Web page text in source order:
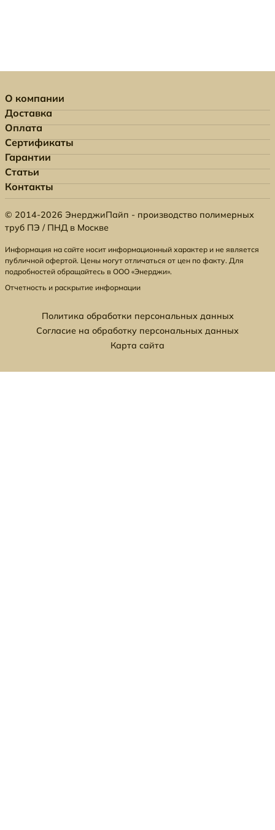
О компании
Доставка
Оплата
Сертификаты
Гарантии
Статьи
Контакты
© 2014-2026 ЭнерджиПайп - производство полимерных
труб ПЭ / ПНД в Москве
Информация на сайте носит информационный характер и не является
публичной офертой. Цены могут отличаться от цен по факту. Для
подробностей обращайтесь в ООО «Энерджи».
Отчетность и раскрытие информации
Политика обработки персональных данных
Согласие на обработку персональных данных
Карта сайта